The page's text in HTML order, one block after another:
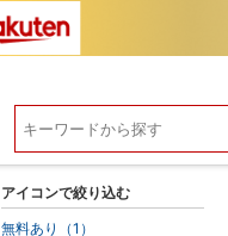
アイコンで絞り込む
無料あり（1）